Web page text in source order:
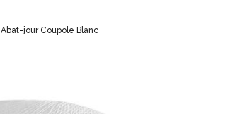
Abat-jour Coupole Blanc